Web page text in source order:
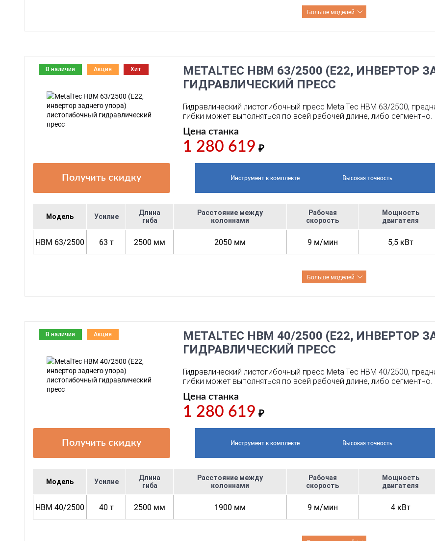
Больше моделей
В наличии Акция Хит
METALTEC HBM 63/2500 (Е22,
ГИДРАВЛИЧЕСКИЙ ПРЕСС
Гидравлический листогибочный пресс MetalTec HBM 63/2500,
гибки может выполняться по всей рабочей длине, либо сегментно.
Цена станка
1 280 619 ₽
Получить скидку Инструмент в комплекте Высокая точность
Модель Усилие
Длина
гиба
Расстояние между
колоннами
Рабочая
скорость
Мощность
двигателя
HBM 63/2500 63 т 2500 мм 2050 мм 9 м/мин 5,5 кВт
Больше моделей
В наличии Акция
METALTEC HBM 40/2500 (Е22,
ГИДРАВЛИЧЕСКИЙ ПРЕСС
Гидравлический листогибочный пресс MetalTec HBM 40/2500,
гибки может выполняться по всей рабочей длине, либо сегментно.
Цена станка
1 280 619 ₽
Получить скидку Инструмент в комплекте Высокая точность
Модель Усилие
Длина
гиба
Расстояние между
колоннами
Рабочая
скорость
Мощность
двигателя
HBM 40/2500 40 т 2500 мм 1900 мм 9 м/мин 4 кВт